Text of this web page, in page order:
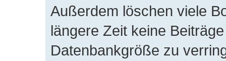
Außerdem löschen viele
längere Zeit keine
Datenbankgröße zu